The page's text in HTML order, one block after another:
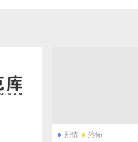
剧情 恐怖